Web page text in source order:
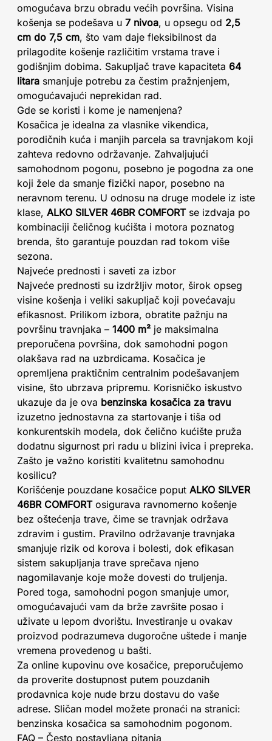
omogućava brzu obradu većih površina. Visina
košenja se podešava u 7 nivoa, u opsegu od 2,5
cm do 7,5 cm, što vam daje fleksibilnost da
prilagodite košenje različitim vrstama trave i
godišnjim dobima. Sakupljač trave kapaciteta 64
litara smanjuje potrebu za čestim pražnjenjem,
omogućavajući neprekidan rad.
Gde se koristi i kome je namenjena?
Kosačica je idealna za vlasnike vikendica,
porodičnih kuća i manjih parcela sa travnjakom koji
zahteva redovno održavanje. Zahvaljujući
samohodnom pogonu, posebno je pogodna za one
koji žele da smanje fizički napor, posebno na
neravnom terenu. U odnosu na druge modele iz iste
klase, ALKO SILVER 46BR COMFORTse izdvaja po
kombinaciji čeličnog kućišta i motora poznatog
brenda, što garantuje pouzdan rad tokom više
sezona.
Najveće prednosti i saveti za izbor
Najveće prednosti su izdržljiv motor, širok opseg
visine košenja i veliki sakupljač koji povećavaju
efikasnost. Prilikom izbora, obratite pažnju na
površinu travnjaka – 1400 m² je maksimalna
preporučena površina, dok samohodni pogon
olakšava rad na uzbrdicama. Kosačica je
opremljena praktičnim centralnim podešavanjem
visine, što ubrzava pripremu. Korisničko iskustvo
ukazuje da je ova benzinska kosačica za travu
izuzetno jednostavna za startovanje i tiša od
konkurentskih modela, dok čelično kućište pruža
dodatnu sigurnost pri radu u blizini ivica i prepreka.
Zašto je važno koristiti kvalitetnu samohodnu
kosilicu?
Korišćenje pouzdane kosačice poput ALKO SILVER
46BR COMFORTosigurava ravnomerno košenje
bez oštećenja trave, čime se travnjak održava
zdravim i gustim. Pravilno održavanje travnjaka
smanjuje rizik od korova i bolesti, dok efikasan
sistem sakupljanja trave sprečava njeno
nagomilavanje koje može dovesti do truljenja.
Pored toga, samohodni pogon smanjuje umor,
omogućavajući vam da brže završite posao i
uživate u lepom dvorištu. Investiranje u ovakav
proizvod podrazumeva dugoročne uštede i manje
vremena provedenog u bašti.
Za online kupovinu ove kosačice, preporučujemo
da proverite dostupnost putem pouzdanih
prodavnica koje nude brzu dostavu do vaše
adrese. Sličan model možete pronaći na stranici:
benzinska kosačica sa samohodnim pogonom.
FAQ – Često postavljana pitanja